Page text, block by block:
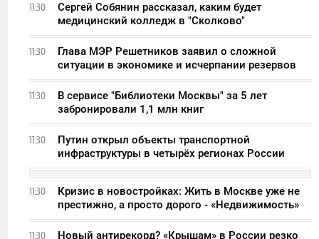
11:30
Сергей Собянин рассказал, каким будет
медицинский колледж в "Сколково"
11:30
Глава МЭР Решетников заявил о сложной
ситуации в экономике и исчерпании резервов
11:30
В сервисе "Библиотеки Москвы" за 5 лет
забронировали 1,1 млн книг
11:30
Путин открыл объекты транспортной
инфраструктуры в четырёх регионах России
11:30
Кризис в новостройках: Жить в Москве уже не
престижно, а просто дорого - «Недвижимость»
11:30
Новый антирекорд? «Крышам» в России резко